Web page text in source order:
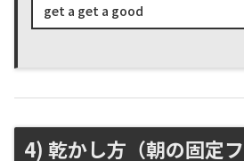
ピングにも効くコ
get a get a good
4) 乾かし方（朝の固定フ